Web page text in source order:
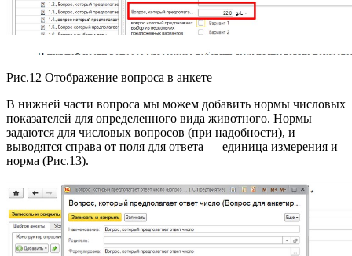
Рис.12 Отображение вопроса в анкете
В нижней части вопроса мы можем добавить нормы числовых
показателей для определенного вида животного. Нормы
задаются для числовых вопросов (при надобности), и
выводятся справа от поля для ответа — единица измерения и
норма (Рис.13).